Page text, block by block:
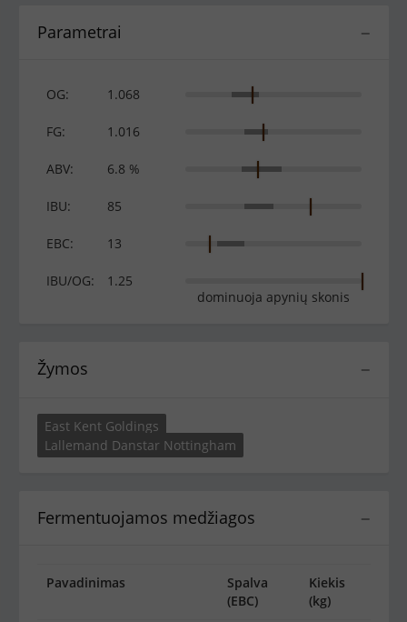
−
Parametrai
OG: 1.068
FG: 1.016
ABV: 6.8 %
IBU: 85
EBC: 13
IBU/OG:
1.25
dominuoja apynių skonis
−
Žymos
East Kent Goldings
Lallemand Danstar Nottingham
−
Fermentuojamos medžiagos
Pavadinimas
Spalva
(EBC)
Kiekis
(kg)